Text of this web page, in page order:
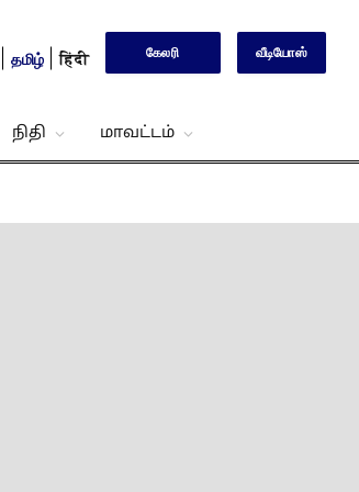
தமிழ் हिंदी கேலரி வீடியோஸ்
நிதி மாவட்டம்